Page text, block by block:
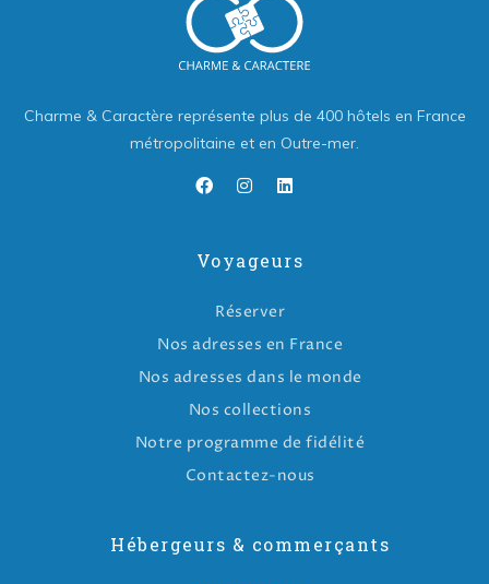
Charme & Caractère représente plus de 400 hôtels en France
métropolitaine et en Outre-mer.
Voyageurs
Réserver
Nos adresses en France
Nos adresses dans le monde
Nos collections
Notre programme de fidélité
Contactez-nous
Hébergeurs & commerçants